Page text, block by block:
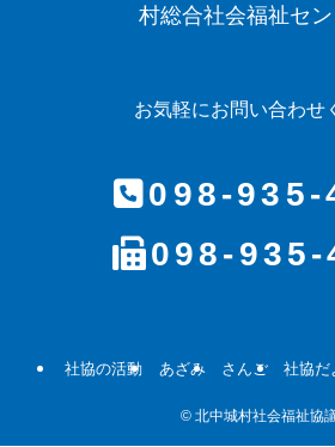
村総合社会福祉セ
お気軽にお問い合わせ
098-935-
098-935-
社協の活動 あざみ さんご 社協だ
©北中城村社会福祉協